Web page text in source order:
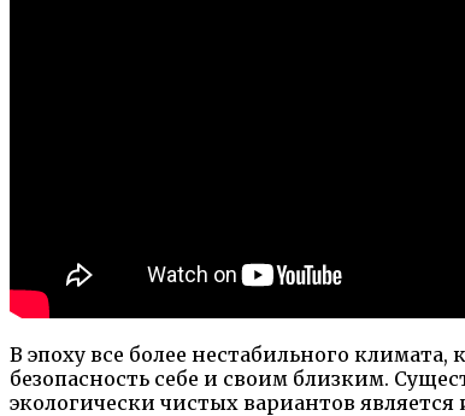
В эпоху все более нестабильного
безопасность себе и своим близким.
экологически чистых вариантов